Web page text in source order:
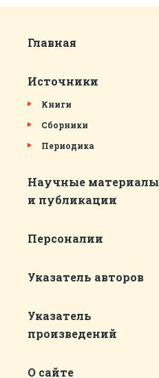
Главная
Источники
Книги
Сборники
Периодика
Научные материалы
и публикации
Персоналии
Указатель авторов
Указатель
произведений
О сайте